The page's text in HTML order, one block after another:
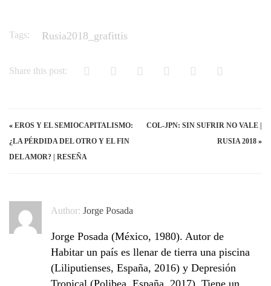
Tags: Rusia2018_grafittis
Share this post:
« EROS Y EL SEMIOCAPITALISMO:
¿LA PÉRDIDA DEL OTRO Y EL FIN
DEL AMOR? | RESEÑA
COL-JPN: SIN SUFRIR NO VALE |
RUSIA 2018 »
Author:Jorge Posada
Jorge Posada (México, 1980). Autor de
Habitar un país es llenar de tierra una piscina
(Liliputienses, España, 2016) y Depresión
Tropical (Polibea, España, 2017). Tiene un